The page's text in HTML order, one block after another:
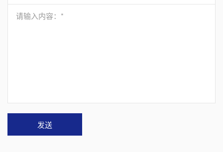
请输入内容：*
发送